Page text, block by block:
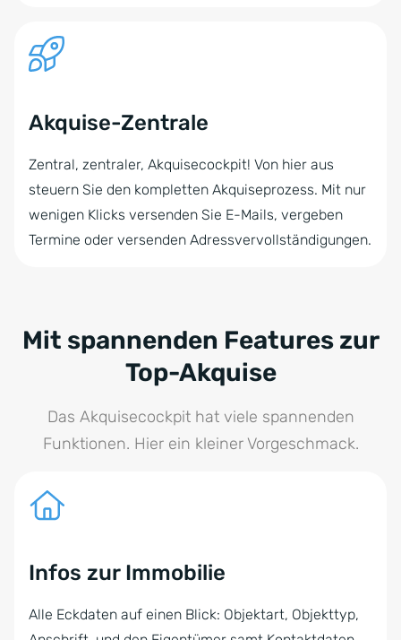
Akquise-Zentrale
Zentral, zentraler, Akquisecockpit! Von hier aus
steuern Sie den kompletten Akquiseprozess. Mit nur
wenigen Klicks versenden Sie E-Mails, vergeben
Termine oder versenden Adressvervollständigungen.
Mit spannenden Features zur
Top-Akquise
Das Akquisecockpit hat viele spannenden
Funktionen. Hier ein kleiner Vorgeschmack.
Infos zur Immobilie
Alle Eckdaten auf einen Blick: Objektart, Objekttyp,